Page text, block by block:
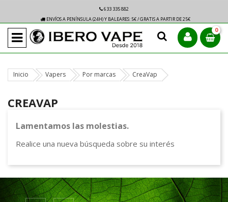
633 335 882
ENVÍOS A PENÍNSULA (24H) Y BALEARES: 5€ / GRATIS A PARTIR DE 25€
0
Inicio Vapers Por marcas CreaVap
CREAVAP
Lamentamos las molestias.
Realice una nueva búsqueda sobre su interés